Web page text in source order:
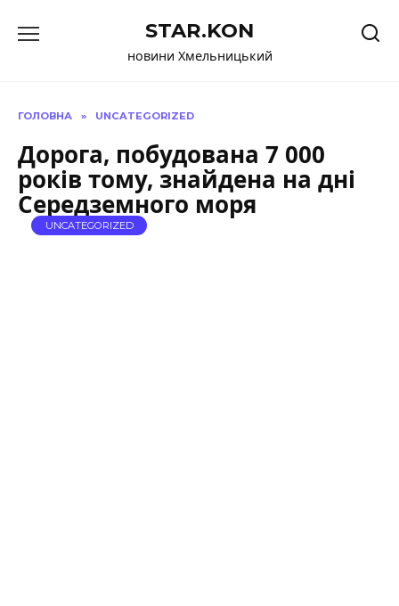
до
STAR.KON
новини Хмельницький
ГОЛОВНА » UNCATEGORIZED
Дорога, побудована 7 000
років тому, знайдена на дні
Середземного моря
UNCATEGORIZED